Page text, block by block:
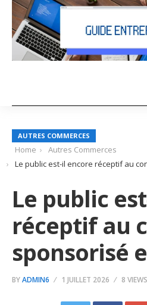
AUTRES COMMERCES
Home
Autres Commerces
Le public est-il encore réceptif au
Le public
réceptif au
sponsorisé
BYADMIN6 1 JUILLET 2026 8 VIEWS